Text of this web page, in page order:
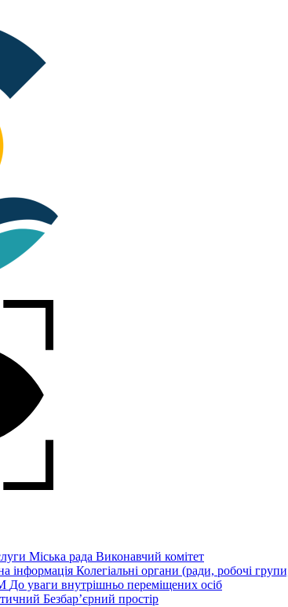
Міська рада Виконавчий комітет
інформація Колегіальні органи (ради, робочі групи,
До уваги внутрішньо переміщених осіб
Безбар’єрний простір